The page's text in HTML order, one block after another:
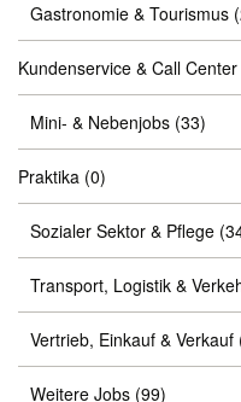
Gastronomie & Tourismus
Kundenservice & Call Center
Mini- & Nebenjobs (33)
Praktika (0)
Sozialer Sektor & Pflege
Transport, Logistik &
Vertrieb, Einkauf & Verkauf
Weitere Jobs (99)